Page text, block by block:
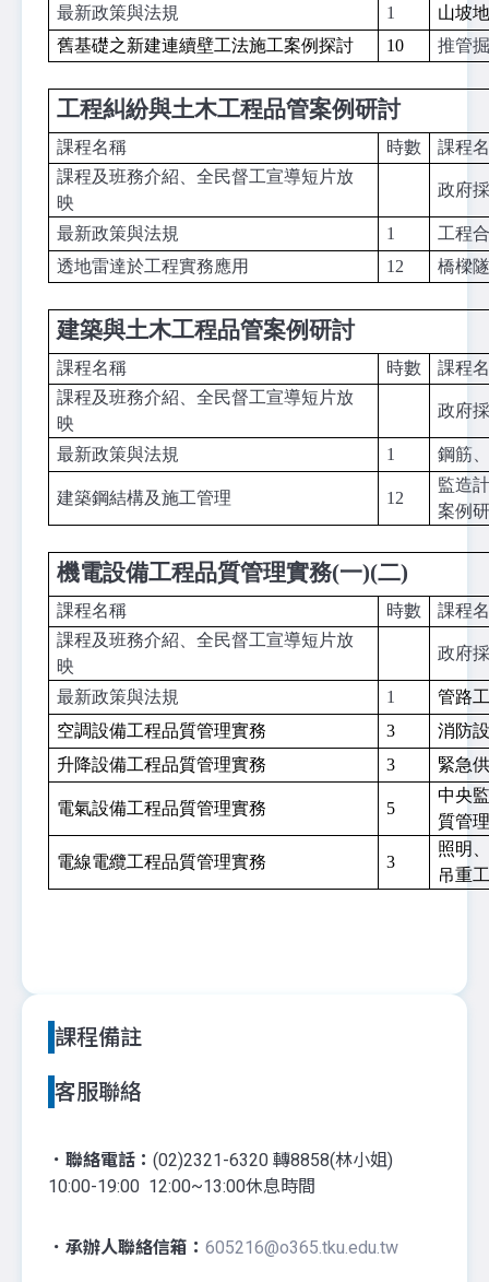
最新政策與法規 1
山坡
舊基礎之新建連續壁工法施工案例探討
10 推管
工程糾紛與土木工程品管案例研討
課程名稱 時數
課程
課程及班務介紹、全民督工宣導短片放
映
政府
最新政策與法規 1
工程
透地雷達於工程實務應用
12 橋樑
建築與土木工程品管案例研討
課程名稱 時數
課程
課程及班務介紹、全民督工宣導短片放
映
政府
最新政策與法規 1 鋼筋
建築鋼結構及施工管理 12
監造
案例
機電設備工程品質管理實務(一)(二)
課程名稱 時數
課程
課程及班務介紹、全民督工宣導短片放
映
政府
最新政策與法規 1
管路
空調設備工程品質管理實務
3
消防
升降設備工程品質管理實務
3 緊急
電氣設備工程品質管理實務 5
中央
質管
電線電纜工程品質管理實務 3
照明
吊重
課程備註
客服聯絡
．聯絡電話： (02)2321-6320 轉8858(林小姐)
10:00-19:00 12:00~13:00休息時間
．承辦人聯絡信箱： 605216@o365.tku.edu.tw